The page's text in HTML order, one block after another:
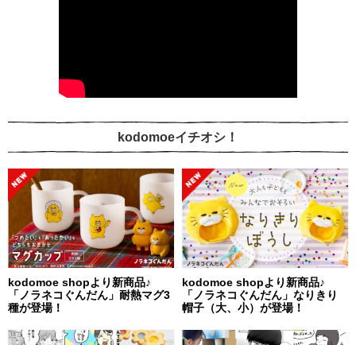
kodomoeイチオシ！
kodomoe shopより新商品♪
「ノラネコぐんだん」耐熱マグ3
種が登場！
kodomoe shopより新商品♪
「ノラネコぐんだん」なりきり
帽子（大、小）が登場！